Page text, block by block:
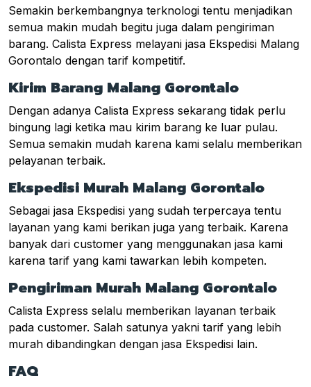
Semakin berkembangnya terknologi tentu menjadikan
semua makin mudah begitu juga dalam pengiriman
barang. Calista Express melayani jasa Ekspedisi Malang
Gorontalo dengan tarif kompetitif.
Kirim Barang Malang Gorontalo
Dengan adanya Calista Express sekarang tidak perlu
bingung lagi ketika mau kirim barang ke luar pulau.
Semua semakin mudah karena kami selalu memberikan
pelayanan terbaik.
Ekspedisi Murah Malang Gorontalo
Sebagai jasa Ekspedisi yang sudah terpercaya tentu
layanan yang kami berikan juga yang terbaik. Karena
banyak dari customer yang menggunakan jasa kami
karena tarif yang kami tawarkan lebih kompeten.
Pengiriman Murah Malang Gorontalo
Calista Express selalu memberikan layanan terbaik
pada customer. Salah satunya yakni tarif yang lebih
murah dibandingkan dengan jasa Ekspedisi lain.
FAQ